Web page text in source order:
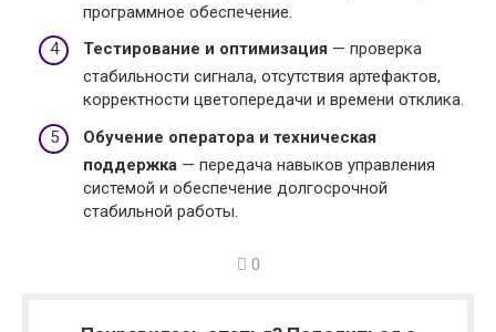
программное обеспечение.
Тестирование и оптимизация — проверка
стабильности сигнала, отсутствия артефактов,
корректности цветопередачи и времени отклика.
Обучение оператора и техническая
поддержка — передача навыков управления
системой и обеспечение долгосрочной
стабильной работы.
0